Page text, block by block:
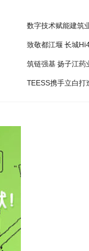
数字技术赋能建筑
致敬都江堰 长城
筑链强基 扬子江药
TEESS携手立白